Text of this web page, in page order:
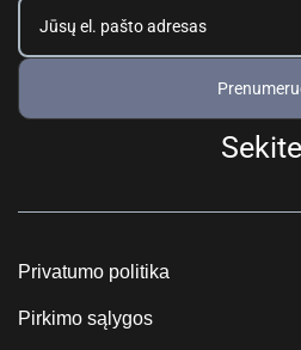
Privatumo politika
Pirkimo sąlygos